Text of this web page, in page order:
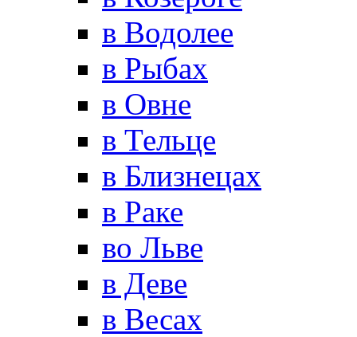
в Водолее
в Рыбах
в Овне
в Тельце
в Близнецах
в Раке
во Льве
в Деве
в Весах